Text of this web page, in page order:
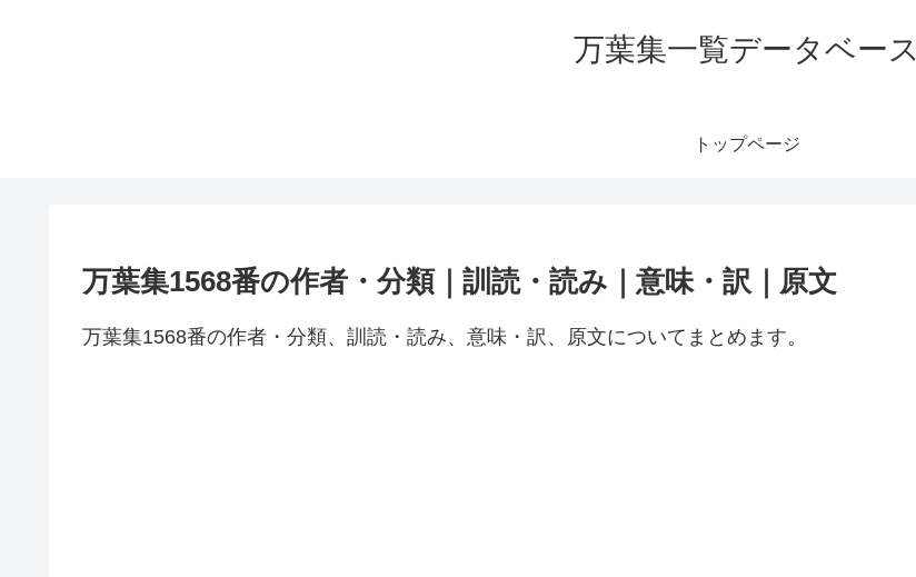
万葉集一覧データベース
トップページ
万葉集1568番の作者・分類｜訓読・読み｜意味・訳｜原文
万葉集1568番の作者・分類、訓読・読み、意味・訳、原文についてまとめます。